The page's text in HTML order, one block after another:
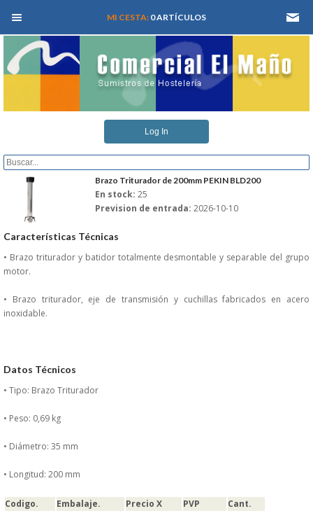
MEN� PRINCIPAL
QUIENES SOMOS
REFORMAS Y PROYECTOS
DONDE ESTAMOS
ALMACEN Y TRANSPORTE
COMPLEMENTOS DE BA�O
CRISTALERIA
MI CESTA: 0 ARTÍCULOS
Log In
Brazo Triturador de 200mm PEKIN BLD200
En stock: 25
Prevision de entrada: 2026-10-10
Características Técnicas
• Brazo triturador y batidor totalmente desmontable y separable del grupo
motor.
• Brazo triturador, eje de transmisión y cuchillas fabricados en acero
inoxidable.
Datos Técnicos
• Tipo: Brazo Triturador
• Peso: 0,69 kg
• Diámetro: 35 mm
• Longitud: 200 mm
Codigo. Embalaje. Precio X PVP Cant.